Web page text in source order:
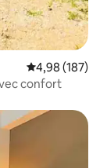
Évaluation
4,98 (187)
confort